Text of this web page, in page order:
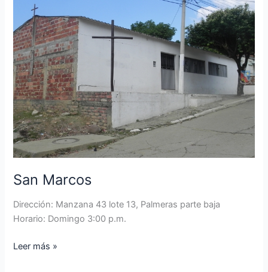
San Marcos
Dirección: Manzana 43 lote 13, Palmeras parte baja
Horario: Domingo 3:00 p.m.
Marcos
Leer más »